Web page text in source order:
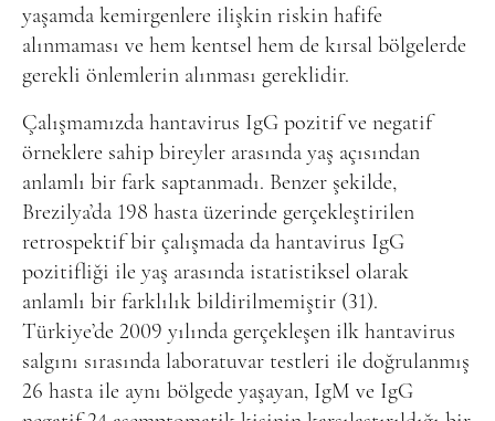
yaşamda kemirgenlere ilişkin riskin hafife
alınmaması ve hem kentsel hem de kırsal bölgelerde
gerekli önlemlerin alınması gereklidir.
Çalışmamızda hantavirus IgG pozitif ve negatif
örneklere sahip bireyler arasında yaş açısından
anlamlı bir fark saptanmadı. Benzer şekilde,
Brezilya’da 198 hasta üzerinde gerçekleştirilen
retrospektif bir çalışmada da hantavirus IgG
pozitifliği ile yaş arasında istatistiksel olarak
anlamlı bir farklılık bildirilmemiştir (31).
Türkiye’de 2009 yılında gerçekleşen ilk hantavirus
salgını sırasında laboratuvar testleri ile doğrulanmış
26 hasta ile aynı bölgede yaşayan, IgM ve IgG